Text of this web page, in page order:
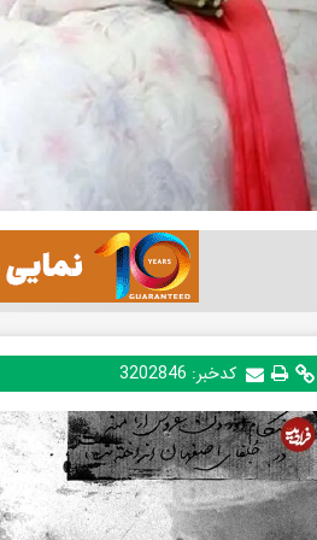
کدخبر: 3202846